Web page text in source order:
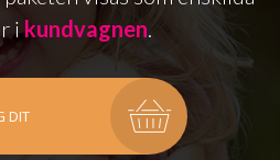
ikundvagnen.
DIT